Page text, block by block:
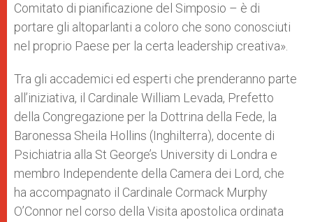
Comitato di pianificazione del Simposio – è di
portare gli altoparlanti a coloro che sono conosciuti
nel proprio Paese per la certa leadership creativa».
Tra gli accademici ed esperti che prenderanno parte
all’iniziativa, il Cardinale William Levada, Prefetto
della Congregazione per la Dottrina della Fede, la
Baronessa Sheila Hollins (Inghilterra), docente di
Psichiatria alla St George’s University di Londra e
membro Independente della Camera dei Lord, che
ha accompagnato il Cardinale Cormack Murphy
O’Connor nel corso della Visita apostolica ordinata